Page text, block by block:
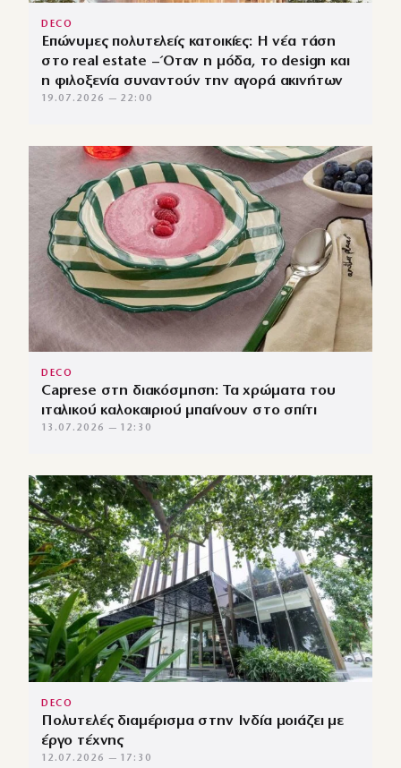
DECO
Επώνυμες πολυτελείς κατοικίες: Η νέα τάση
στο real estate – Όταν η μόδα, το design και
η φιλοξενία συναντούν την αγορά ακινήτων
19.07.2026 — 22:00
DECO
Caprese στη διακόσμηση: Τα χρώματα του
ιταλικού καλοκαιριού μπαίνουν στο σπίτι
13.07.2026 — 12:30
DECO
Πολυτελές διαμέρισμα στην Ινδία μοιάζει με
έργο τέχνης
12.07.2026 — 17:30